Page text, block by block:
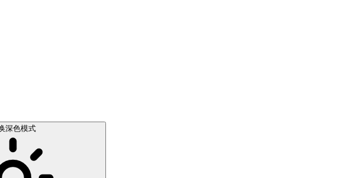
深色模式